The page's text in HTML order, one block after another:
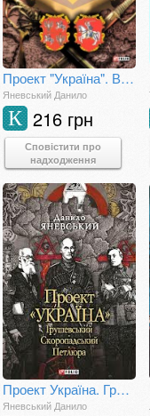
Проект "Україна". Відомі історії нашої держави
Яневський Данило
216 грн
К
Сповістити про
надходження
Проект Україна. Грушевський, Скоропадський, Петлюра
Яневський Данило